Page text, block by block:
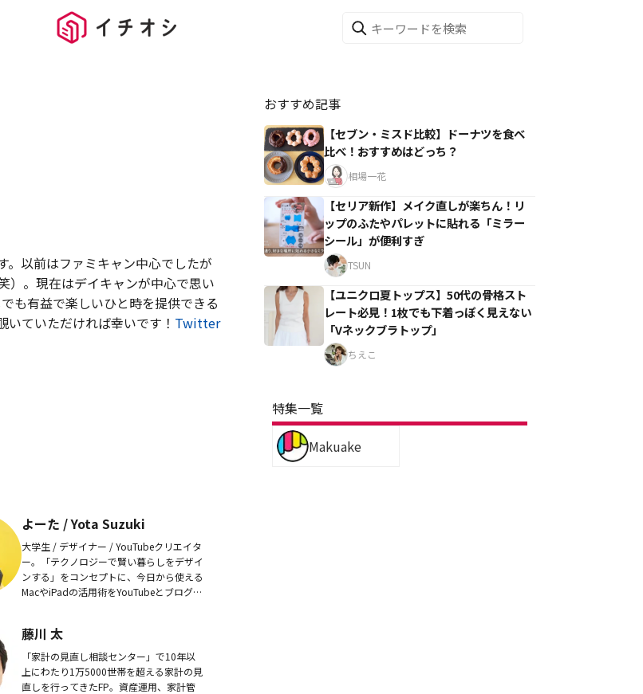
。以前はファミキャン中心でしたが
）。現在はデイキャンが中心で思い
も有益で楽しいひと時を提供できる
ていただければ幸いです！ Twitter
よーた / Yota Suzuki
大学生 / デザイナー / YouTubeクリエイタ
ー。「テクノロジーで賢い暮らしをデザイ
ンする」をコンセプトに、今日から使える
MacやiPadの活用術をYouTubeとブログで
藤川 太
「家計の見直し相談センター」で10年以
上にわたり1万5000世帯を超える家計の見
直しを行ってきたFP。資産運用、家計管
おすすめ記事
【セブン・ミスド比較】ドーナツを食べ
比べ！おすすめはどっち？
相場一花
【セリア新作】メイク直しが楽ちん！リ
ップのふたやパレットに貼れる「ミラー
シール」が便利すぎ
TSUN
【ユニクロ夏トップス】50代の骨格スト
レート必見！1枚でも下着っぽく見えない
「Vネックブラトップ」
ちえこ
特集一覧
Makuake